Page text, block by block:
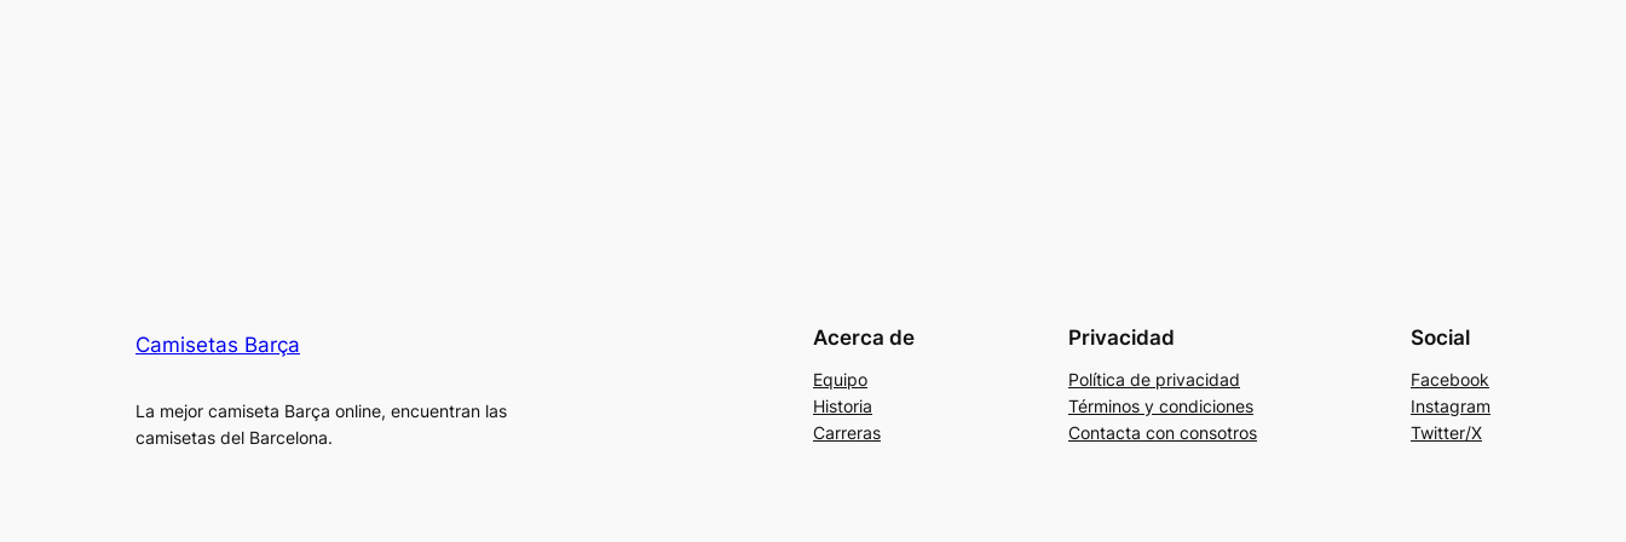
Camisetas Barça
La mejor camiseta Barça online, encuentran las
camisetas del Barcelona.
Acerca de
Equipo
Historia
Carreras
Privacidad
Política de privacidad
Términos y condiciones
Contacta con consotros
Social
Facebook
Instagram
Twitter/X